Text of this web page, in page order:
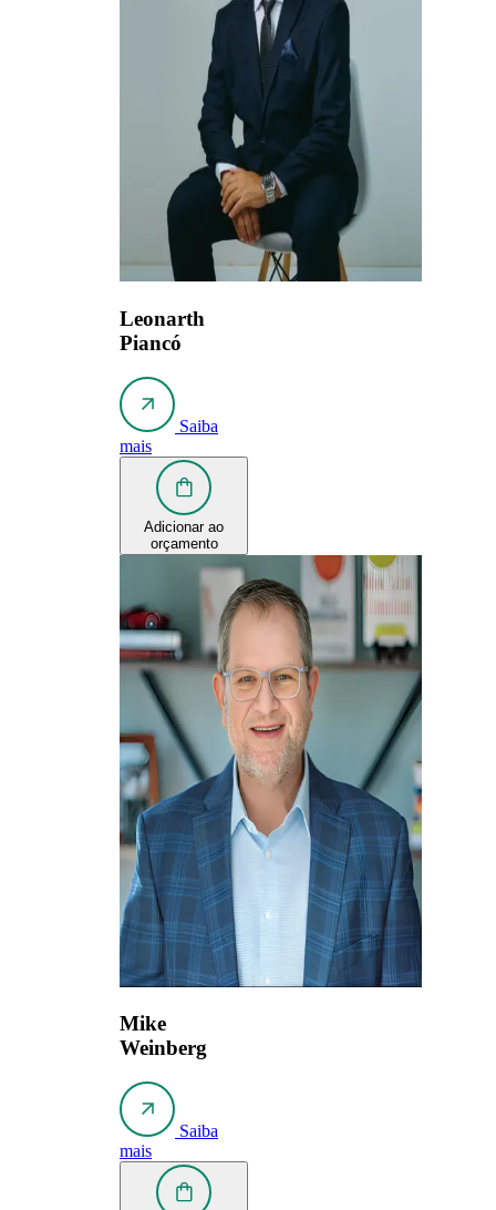
Leonarth
Piancó
Saiba
mais
Adicionar ao
orçamento
Mike
Weinberg
Saiba
mais